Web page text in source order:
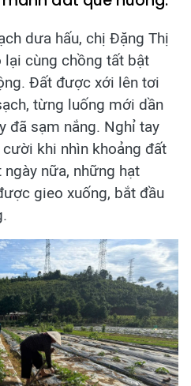
dưa hấu, chị Đặng Thị
cùng chồng tất bật
Đất được xới lên tơi
từng luống mới dần
đã sạm nắng. Nghỉ tay
khi nhìn khoảng đất
nữa, những hạt
gieo xuống, bắt đầu